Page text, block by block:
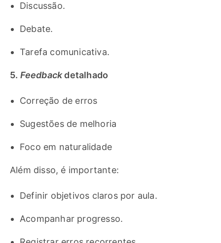
Discussão.
Debate.
Tarefa comunicativa.
5. Feedbackdetalhado
Correção de erros
Sugestões de melhoria
Foco em naturalidade
Além disso, é importante:
Definir objetivos claros por aula.
Acompanhar progresso.